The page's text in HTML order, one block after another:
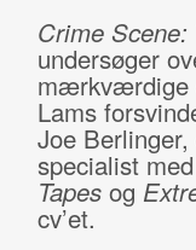
Crime
undersøger
mærkværdige
Lams
Joe
specialist
Tapesog
cv’et.